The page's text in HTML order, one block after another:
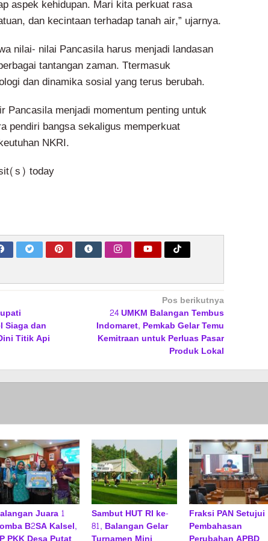
aspek kehidupan. Mari kita perkuat rasa
dan kecintaan terhadap tanah air,” ujarnya.
nilai- nilai Pancasila harus menjadi landasan
tantangan zaman. Ttermasuk
dan dinamika sosial yang terus berubah.
Pancasila menjadi momentum penting untuk
pendiri bangsa sekaligus memperkuat
NKRI.
today
Siaga dan
Titik Api
Pos berikutnya
24 UMKM Balangan Tembus
Indomaret, Pemkab Gelar Temu
Kemitraan untuk Perluas Pasar
Produk Lokal
Juara 1
B2SA Kalsel,
Sambut HUT RI ke-
81, Balangan Gelar
Fraksi PAN Setujui
Pembahasan